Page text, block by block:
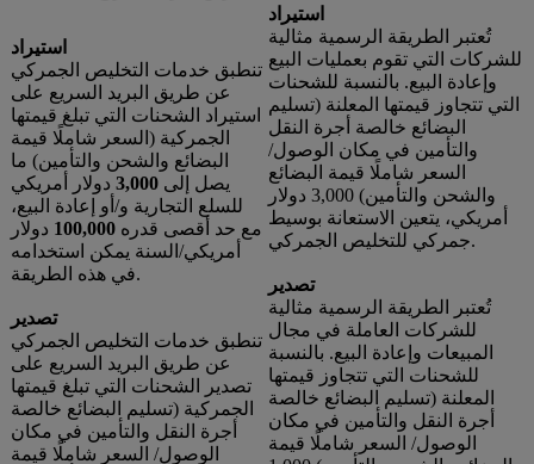
استيراد
تنطبق خدمات التخليص الجمركي
عن طريق البريد السريع على
استيراد الشحنات التي تبلغ قيمتها
الجمركية (السعر شاملًا قيمة
البضائع والشحن والتأمين) ما
يصل إلى 3,000 دولار أمريكي
للسلع التجارية و/أو إعادة البيع،
مع حد أقصى قدره 100,000 دولار
أمريكي/السنة يمكن استخدامه
في هذه الطريقة.
تصدير
تنطبق خدمات التخليص الجمركي
عن طريق البريد السريع على
تصدير الشحنات التي تبلغ قيمتها
الجمركية (تسليم البضائع خالصة
أجرة النقل والتأمين في مكان
الوصول/ السعر شاملًا قيمة
استيراد
تُعتبر الطريقة الرسمية مثالية
للشركات التي تقوم بعمليات البيع
وإعادة البيع. بالنسبة للشحنات
التي تتجاوز قيمتها المعلنة (تسليم
البضائع خالصة أجرة النقل
والتأمين في مكان الوصول/
السعر شاملًا قيمة البضائع
والشحن والتأمين) 3,000 دولار
أمريكي، يتعين الاستعانة بوسيط
جمركي للتخليص الجمركي.
تصدير
تُعتبر الطريقة الرسمية مثالية
للشركات العاملة في مجال
المبيعات وإعادة البيع. بالنسبة
للشحنات التي تتجاوز قيمتها
المعلنة (تسليم البضائع خالصة
أجرة النقل والتأمين في مكان
الوصول/ السعر شاملًا قيمة